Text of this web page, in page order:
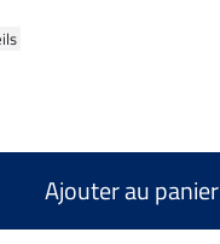
Ajouter au panier